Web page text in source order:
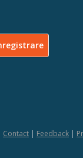
Contact | Feedback |